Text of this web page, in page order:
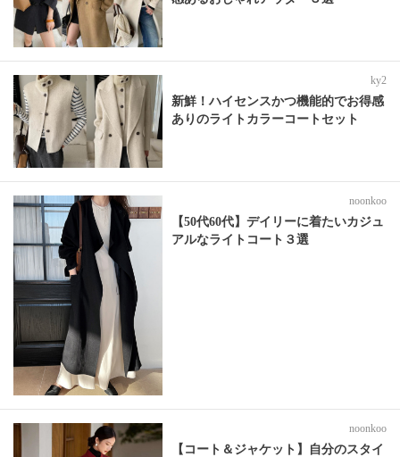
ky2
新鮮！ハイセンスかつ機能的でお得感
ありのライトカラーコートセット
noonkoo
【50代60代】デイリーに着たいカジュ
アルなライトコート３選
noonkoo
【コート＆ジャケット】自分のスタイ